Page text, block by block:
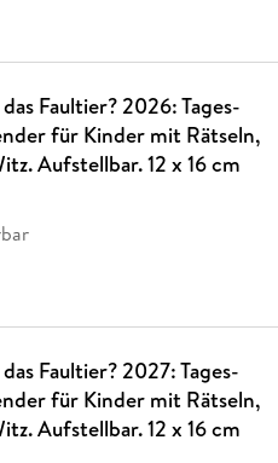
Faultier? 2026: Tages-
für Kinder mit Rätseln,
Aufstellbar. 12 x 16 cm
Faultier? 2027: Tages-
für Kinder mit Rätseln,
Aufstellbar. 12 x 16 cm